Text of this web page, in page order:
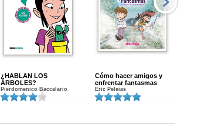
¿HABLAN LOS
ÁRBOLES?
Pierdomenico Baccalario
Cómo hacer amigos y
enfrentar fantasmas
Eric Peleias